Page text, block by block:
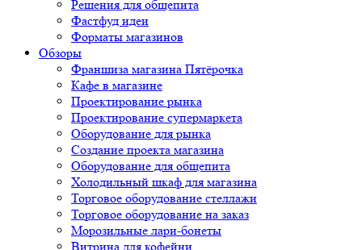
Решения для общепита
Фастфуд идеи
Форматы магазинов
Обзоры
Франшиза магазина Пятёрочка
Кафе в магазине
Проектирование рынка
Проектирование супермаркета
Оборудование для рынка
Создание проекта магазина
Оборудование для общепита
Холодильный шкаф для магазина
Торговое оборудование стеллажи
Торговое оборудование на заказ
Морозильные лари-бонеты
Витрина для кофейни